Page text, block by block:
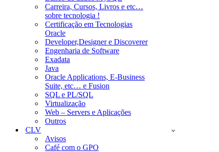
Carreira, Cursos, Livros e etc…
sobre tecnologia !
Certificação em Tecnologias
Oracle
Developer,Designer e Discoverer
Engenharia de Software
Exadata
Java
Oracle Applications, E-Business
Suite, etc… e Fusion
SQL e PL/SQL
Virtualização
Web – Servers e Aplicações
Outros
CLV
Avisos
Café com o GPO